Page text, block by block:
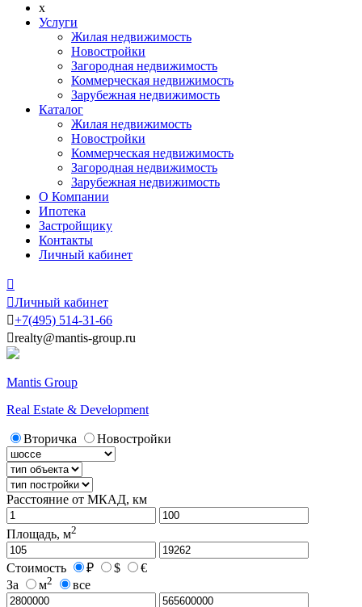
x
Услуги
Жилая недвижимость
Новостройки
Загородная недвижимость
Коммерческая недвижимость
Зарубежная недвижимость
Каталог
Жилая недвижимость
Новостройки
Коммерческая недвижимость
Загородная недвижимость
Зарубежная недвижимость
О Компании
Ипотека
Застройщику
Контакты
Личный кабинет

Личный кабинет
+7(495) 514-31-66
realty@mantis-group.ru
Mantis Group
Real Estate & Development
Вторичка Новостройки
Расстояние от МКАД, км
Площадь, м2
Стоимость ₽ $
€
За
м2 все